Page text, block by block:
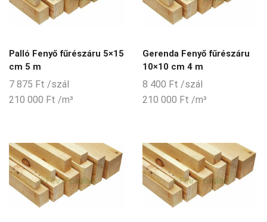
Palló Fenyő fűrészáru 5×15
cm 5 m
7 875 Ft /szál
210 000 Ft /m³
Gerenda Fenyő fűrészáru
10×10 cm 4 m
8 400 Ft /szál
210 000 Ft /m³